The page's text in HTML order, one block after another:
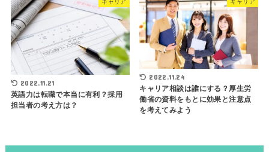
キャリア
2022.11.21
英語力は転職で本当に有利？採用
担当者の考え方は？
キャリア
2022.11.24
キャリア相談は誰にする？厚生労
働省の資料をもとに効果と注意点
を考えてみよう